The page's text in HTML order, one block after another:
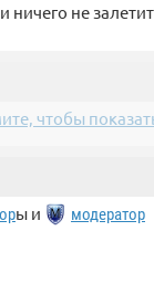
ничего не
чтобы
ы и модератор